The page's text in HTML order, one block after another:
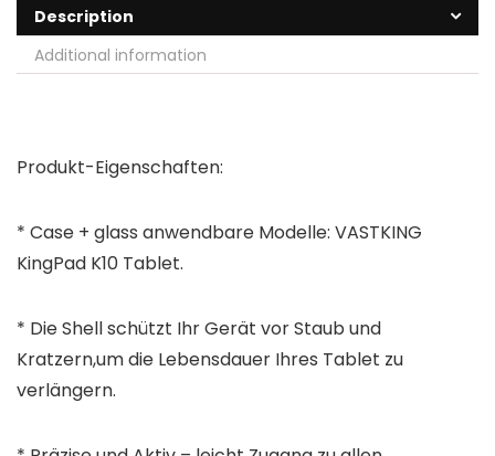
Description
Additional information
Produkt-Eigenschaften:
* Case + glass anwendbare Modelle: VASTKING
KingPad K10 Tablet.
* Die Shell schützt Ihr Gerät vor Staub und
Kratzern,um die Lebensdauer Ihres Tablet zu
verlängern.